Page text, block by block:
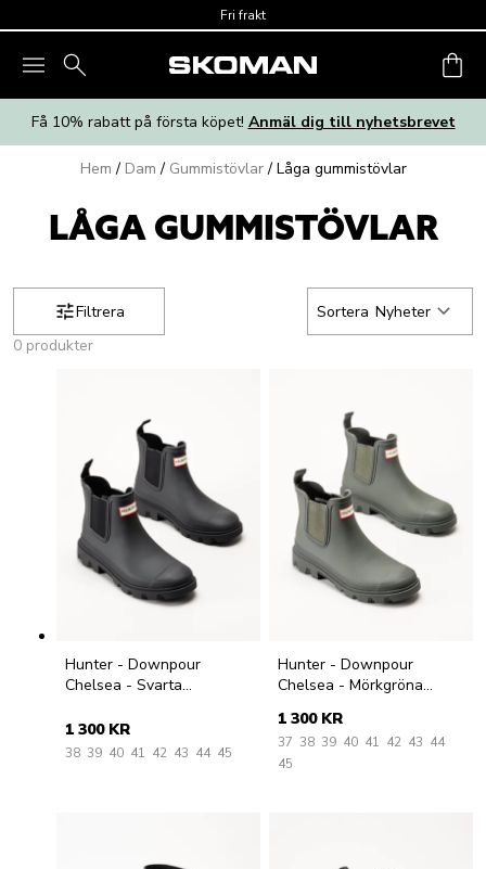
Fri frakt
Få 10% rabatt på första köpet! Anmäl dig till nyhetsbrevet
Hem / Dam / Gummistövlar / Låga gummistövlar
LÅGA GUMMISTÖVLAR
Filtrera Sortera Nyheter
0 produkter
Hunter - Downpour
Chelsea - Svarta
1 300 KR
38 39 40 41 42 43 44 45
Hunter - Downpour
Chelsea - Mörkgröna
1 300 KR
37 38 39 40 41 42 43 44
45